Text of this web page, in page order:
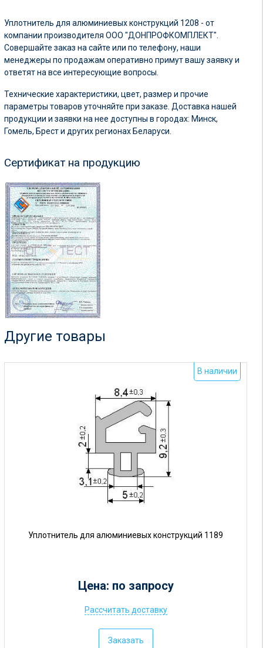
Уплотнитель для алюминиевых конструкций 1208 - от
компании производителя ООО "ДОНПРОФКОМПЛЕКТ".
Совершайте заказ на сайте или по телефону, наши
менеджеры по продажам оперативно примут вашу заявку и
ответят на все интересующие вопросы.
Технические характеристики, цвет, размер и прочие
параметры товаров уточняйте при заказе. Доставка нашей
продукции и заявки на нее доступны в городах: Минск,
Гомель, Брест и других регионах Беларуси.
Сертификат на продукцию
Другие товары
В наличии
Уплотнитель для алюминиевых конструкций 1189
Цена: по запросу
Рассчитать доставку
Заказать